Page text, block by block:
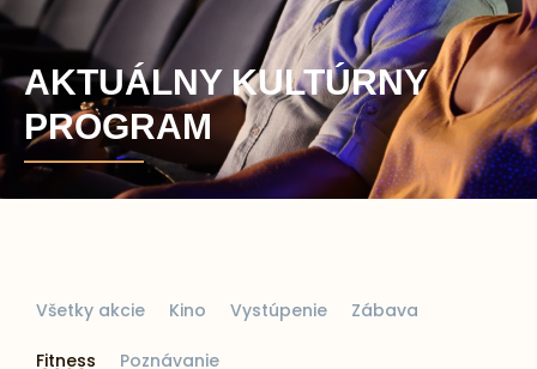
AKTUÁLNY KULTÚRNY
PROGRAM
Všetky akcie Kino Vystúpenie Zábava
Fitness Poznávanie